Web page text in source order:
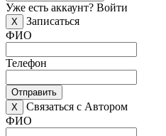
Уже есть аккаунт? Войти
X
Записаться
ФИО
Телефон
Отправить
X
Связаться с Автором
ФИО